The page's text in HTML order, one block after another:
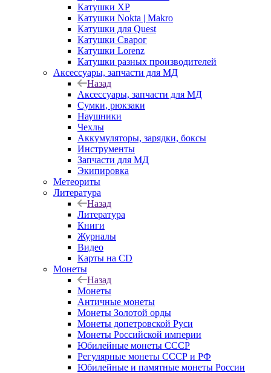
Катушки XP
Катушки Nokta | Makro
Катушки для Quest
Катушки Сварог
Катушки Lorenz
Катушки разных производителей
Аксессуары, запчасти для МД
Назад
Аксессуары, запчасти для МД
Сумки, рюкзаки
Наушники
Чехлы
Аккумуляторы, зарядки, боксы
Инструменты
Запчасти для МД
Экипировка
Метеориты
Литература
Назад
Литература
Книги
Журналы
Видео
Карты на CD
Монеты
Назад
Монеты
Античные монеты
Монеты Золотой орды
Монеты допетровской Руси
Монеты Российской империи
Юбилейные монеты СССР
Регулярные монеты СССР и РФ
Юбилейные и памятные монеты России